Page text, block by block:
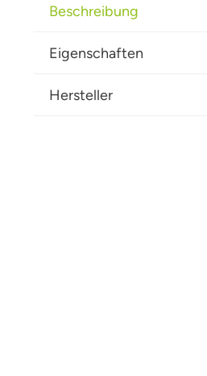
Beschreibung
Eigenschaften
Hersteller